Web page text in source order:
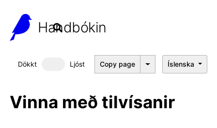
Handbókin
Dökkt Dökkt þema
Ljóst Copy page Íslenska
Vinna með tilvísanir